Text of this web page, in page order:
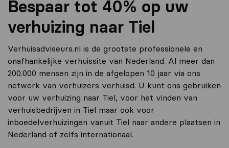
Bespaar tot 40% op uw
verhuizing naar Tiel
Verhuisadviseurs.nl is de grootste professionele en
onafhankelijke verhuissite van Nederland. Al meer dan
200.000 mensen zijn in de afgelopen 10 jaar via ons
netwerk van verhuizers verhuisd. U kunt ons gebruiken
voor uw verhuizing naar Tiel, voor het vinden van
verhuisbedrijven in Tiel maar ook voor
inboedelverhuizingen vanuit Tiel naar andere plaatsen in
Nederland of zelfs internationaal.